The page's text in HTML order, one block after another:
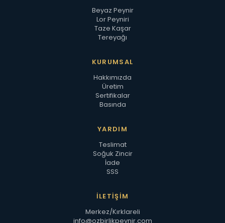
Beyaz Peynir
Lor Peyniri
Taze Kaşar
Tereyağı
KURUMSAL
Hakkımızda
Üretim
Sertifikalar
Basında
YARDIM
Teslimat
Soğuk Zincir
İade
SSS
İLETIŞIM
Merkez/Kırklareli
info@ozbirlikpeynir.com